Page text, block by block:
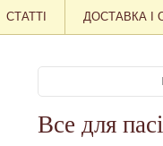
СТАТТІ ДОСТАВКА І
Все для